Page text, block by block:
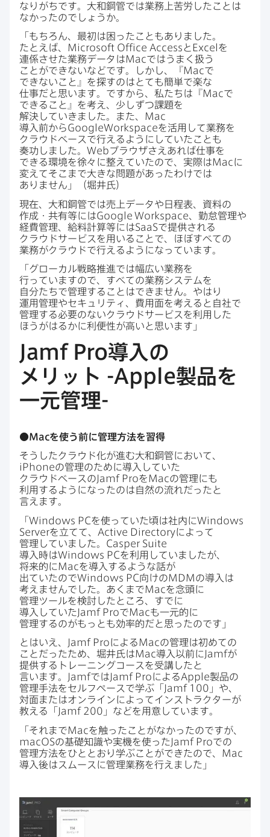
なりがちです。​大和鋼管では​業務上苦労した​ことは​
なかったのでしょうか。
「もちろん、​最初は​困った​こともありました。​
たとえば、 Microsoft Office Accessと Excel を​
連係させた​業務データはMacでは​うまく​扱う​
ことができないなどです。​しかし、​『Macで​
できない​こと』を​探すのは​とても​簡単で​楽な​
仕事だと​思います。​ですから、​私たちは​『Macで​
できる​こと』を​考え、​少しずつ課題を​
解決していきました。​また、 Mac
導入前からGoogleWorkspaceを​活用して​業務を​
クラウドベースで​行えるように​していた​ことも​
奏功しました。Webブラウザさえ​あれば​仕事を​
できる​環境を​徐々に​整えていたので、​実際はMacに​
変えて​そこまで​大きな​問題が​あったわけでは​
ありません」​（堀井氏）
現在、​大和鋼管では​売上データや​日程表、​資料の​
作成・共有等にはGoogle Workspace、​勤怠管理や​
経費管理、​給料計算等にはSaaSで​提供される​
クラウドサービスを​用いる​ことで、​ほぼ​すべての​
業務が​クラウドで​行えるようになっています。
「グローカル戦略推進では​幅広い​業務を​
行っていますので、​すべての​業務システムを​
自分たちで​管理する​ことは​できません。​やはり​
運用管理や​セキュリティ、​費用面を​考えると​自社で​
管理する​必要の​ない​クラウドサービスを​利用した​
ほうがはるかに​利便性が​高いと​思います」
Jamf Pro導入の​
メリット -Apple製品を​
一元管理-
●Macを​使う前に​管理方​法を​習得
そうした​クラウド化が​進む大和鋼管に​おいて、
iPhoneの​管理の​ために​導入していた​
クラウドベースの Jamf ProをMacの​管理にも​
利用するようになったのは​自然の​流れだったと​
言えます。
「Windows PCを​使っていた​頃は​社内にWindows
Serverを​立てて、 Active Directoryに​よって​
管理していました。 Casper Suite
導入時はWindows PCを​利用していましたが、​
将来的にMacを​導入するような​話が​
出ていたのでWindows PC向けのMDMの​導入は​
考えませんでした。​あくまでMacを​念頭に​
管理ツールを​検討した​ところ、​すでに​
導入していた Jamf ProでMacも​一元的に​
管理するのが​もっとも​効率的だと​思ったのです」
とは​いえ、
Jamf Proに​よるMacの​管理は​初めての​
ことだった​ため、​堀井氏はMac導入以前に Jamfが​
提供する​トレーニングコースを​受講したと​
言います。
Jamfでは Jamf Proに​よるApple製品の​
管理手法を​セルフペースで​学ぶ​「
Jamf 100 」や、​
対面または​オンラインに​よって​インストラクターが​
教える​「
Jamf 200 」などを​用意しています。
「それまでMacを​触った​ことがなかったのですが、
macOSの​基礎知識や​実機を​使った Jamf Proでの​
管理方​法を​ひととおり学ぶことが​できたので、 Mac
導入後は​スムースに​管理業務を​行えました」